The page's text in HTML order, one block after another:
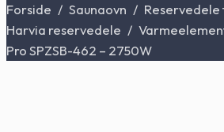
Forside / Saunaovn / Reservedele
Harvia reservedele /
Pro SPZSB-462 – 2750W